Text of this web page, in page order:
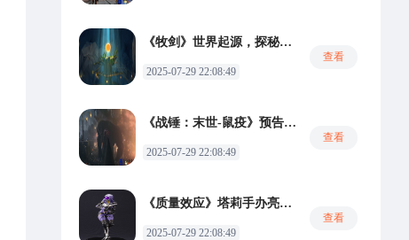
《牧剑》世界起源，探秘奇幻旅程
2025-07-29 22:08:49
查看
《战锤：末世-鼠疫》预告片惊艳亮相，共赴狂虐鼠怪之旅
2025-07-29 22:08:49
查看
《质量效应》塔莉手办亮相，揭开面具后的真实风采鉴赏
2025-07-29 22:08:49
查看